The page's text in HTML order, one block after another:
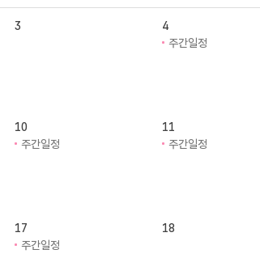
3
4
주간일정
10
주간일정
11
주간일정
17
주간일정
18